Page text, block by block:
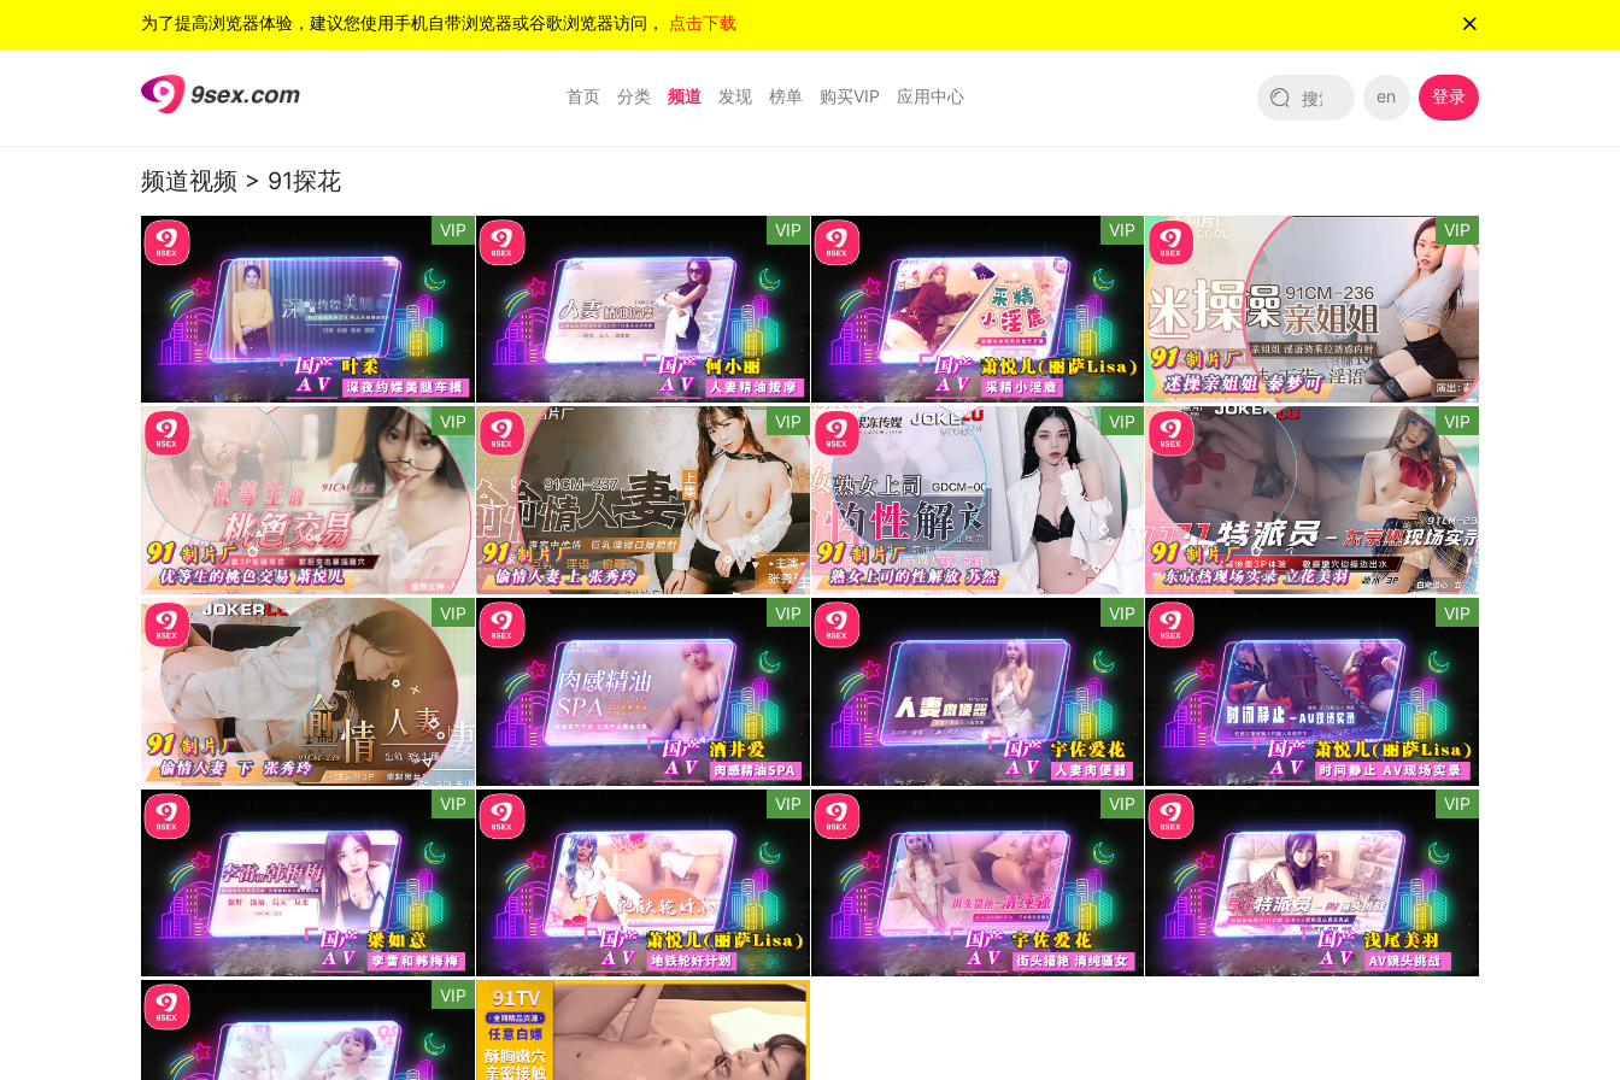
为了提高浏览器体验，建议您使用手机自带浏览器或谷歌浏览器访问， 点击下载
首页 分类 频道 发现 榜单 购买VIP 应用中心 en 登录
频道视频 > 91探花
VIP VIP VIP VIP
VIP VIP VIP VIP
VIP VIP VIP VIP
VIP VIP VIP VIP
VIP